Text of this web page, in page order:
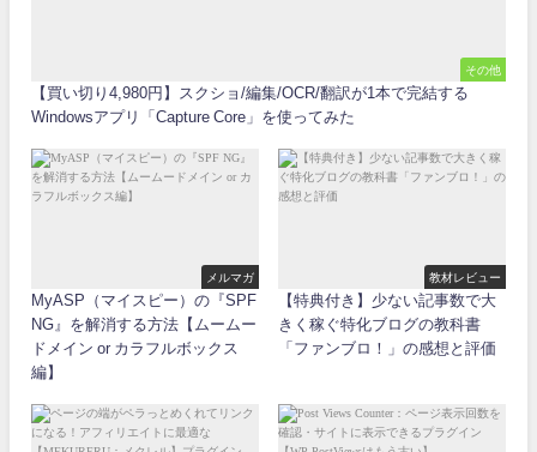
その他
【買い切り4,980円】スクショ/編集/OCR/翻訳が1本で完結する
Windowsアプリ「Capture Core」を使ってみた
メルマガ
MyASP（マイスピー）の『SPF
NG』を解消する方法【ムームー
ドメイン or カラフルボックス
編】
教材レビュー
【特典付き】少ない記事数で大
きく稼ぐ特化ブログの教科書
「ファンブロ！」の感想と評価